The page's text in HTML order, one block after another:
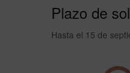
Plazo de
Hasta el 15 de